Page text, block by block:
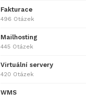
Fakturace
496 Otázek
Mailhosting
445 Otázek
Virtuální servery
420 Otázek
WMS